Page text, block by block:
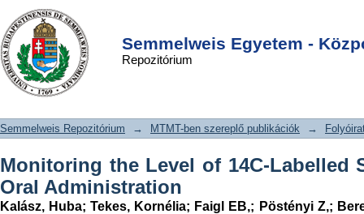
Semmelweis Egyetem -
Repozitórium
Monitoring the Level of 14C-Labelled
Selegiline Following Oral
Administration
DSpace/Manakin Repository
Semmelweis Repozitórium → MTMT-ben szereplő publikációk →
Monitoring the Level of 14C-Labelled
Oral Administration
Kalász, Huba;Tekes, Kornélia; Faigl EB,; Pöstényi Z,;